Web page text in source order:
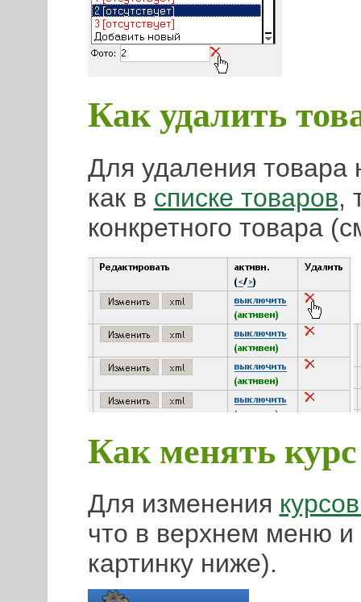
Как удалить
Для удаления товара
как в списке товаров,
конкретного товара
Как менять
Для изменения
что в верхнем меню
картинку ниже).